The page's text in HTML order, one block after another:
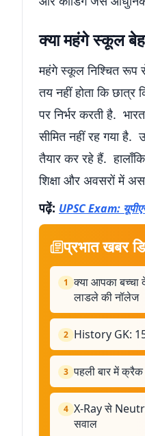
क्या महंगे स्कूल
महंगे स्कूल निश्चित रूप
तय नहीं होता कि
पर निर्भर करती है.
सीमित नहीं रह गया है.
तैयार कर रहे हैं.
शिक्षा और अवसरों में
पढ़ें: UPSC Exam:
प्रभात खबर
1 क्या आपका
लाडले की नॉलेज
2 History GK: 15
3 पहली बार में
4 X-Ray से
सवाल